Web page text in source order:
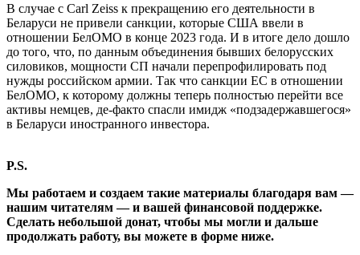
В случае с Сarl Zeiss к прекращению его деятельности в
Беларуси не привели санкции, которые США ввели в
отношении БелОМО в конце 2023 года. И в итоге дело дошло
до того, что, по данным объединения бывших белорусских
силовиков, мощности СП начали перепрофилировать под
нужды российском армии. Так что санкции ЕС в отношении
БелОМО, к которому должны теперь полностью перейти все
активы немцев, де-факто спасли имидж «подзадержавшегося»
в Беларуси иностранного инвестора.
P.S.
Мы работаем и создаем такие материалы благодаря вам —
нашим читателям — и вашей финансовой поддержке.
Сделать небольшой донат, чтобы мы могли и дальше
продолжать работу, вы можете в форме ниже.